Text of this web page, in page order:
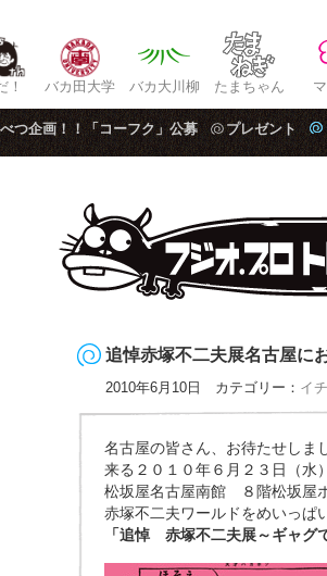
！ バカ田大学 バカ大川柳 たまちゃん
つ企画！！「コーフク」公募 プレゼント
追悼赤塚不二夫展名古屋に
2010年6月10日 カテゴリー： イ
名古屋の皆さん、お待たせしま
来る２０１０年６月２３日（水
松坂屋名古屋南館 ８階松坂屋
赤塚不二夫ワールドをめいっぱ
「追悼 赤塚不二夫展～ギャグ